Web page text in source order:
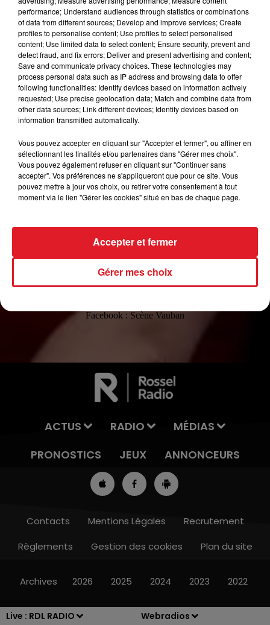
Live : RDL RADIO Webradios
7h00 - 10h00
« ⬦PMQ : l'élégance vocale »
Samedi 25 janvier 2020 à 20h30 à la Scène Vauban
Tarifs : 8€ / 4€ (Tarif réduit) / Carte Culture
Billetterie en ligne :www.ville-gravelines.fr
Au croisement de la Maîtrise de Radio France et des néons des
salles de gardes.
A la frontière entre les Petits Chanteurs à la Croix de Bois et le
Carnaval de Dunkerque.
à côté des Barbershop, pas loin de la Close Harmony.
Grivois, beaucoup,
Classe, toujours,
Enfin presque⬦.
scène de Charlotte Gaccio, durant lequel 7 mercenaires de vocalises
revisitent "a cappella" un répertoire de paluchards comme Bocuse
Renseignements et réservations au Service Culture de Gravelines :
Facebook : Scène Vauban
ACTUS RADIO
MÉDIAS
PRONOSTICS
JEUX ANNONCEURS
Contacts Mentions Légales
Recrutement
Règlements
Gestion des cookies Plan du site
Archives 2026 2025 2024 2023 2022
performance; Understand audiences through statistics or combinations
of data from different sources; Develop and improve services; Create
profiles to personalise content; Use profiles to select personalised
content; Use limited data to select content; Ensure security, prevent and
detect fraud, and fix errors; Deliver and present advertising and content;
Save and communicate privacy choices. These technologies may
process personal data such as IP address and browsing data to offer
following functionalities: Identify devices based on information actively
requested; Use precise geolocation data; Match and combine data from
other data sources; Link different devices; Identify devices based on
information transmitted automatically.
Vous pouvez accepter en cliquant sur "Accepter et fermer", ou affiner en
sélectionnant les finalités et/ou partenaires dans "Gérer mes choix".
Vous pouvez également refuser en cliquant sur "Continuer sans
accepter". Vos préférences ne s'appliqueront que pour ce site. Vous
pouvez mettre à jour vos choix, ou retirer votre consentement à tout
moment via le lien "Gérer les cookies" situé en bas de chaque page.
Gérer mes choix
Accepter et fermer